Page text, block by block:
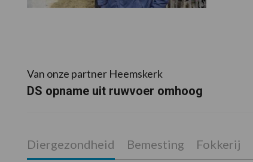
Van onze partner Heemskerk
DS opname uit ruwvoer omhoog
Diergezondheid Bemesting Fokkerij